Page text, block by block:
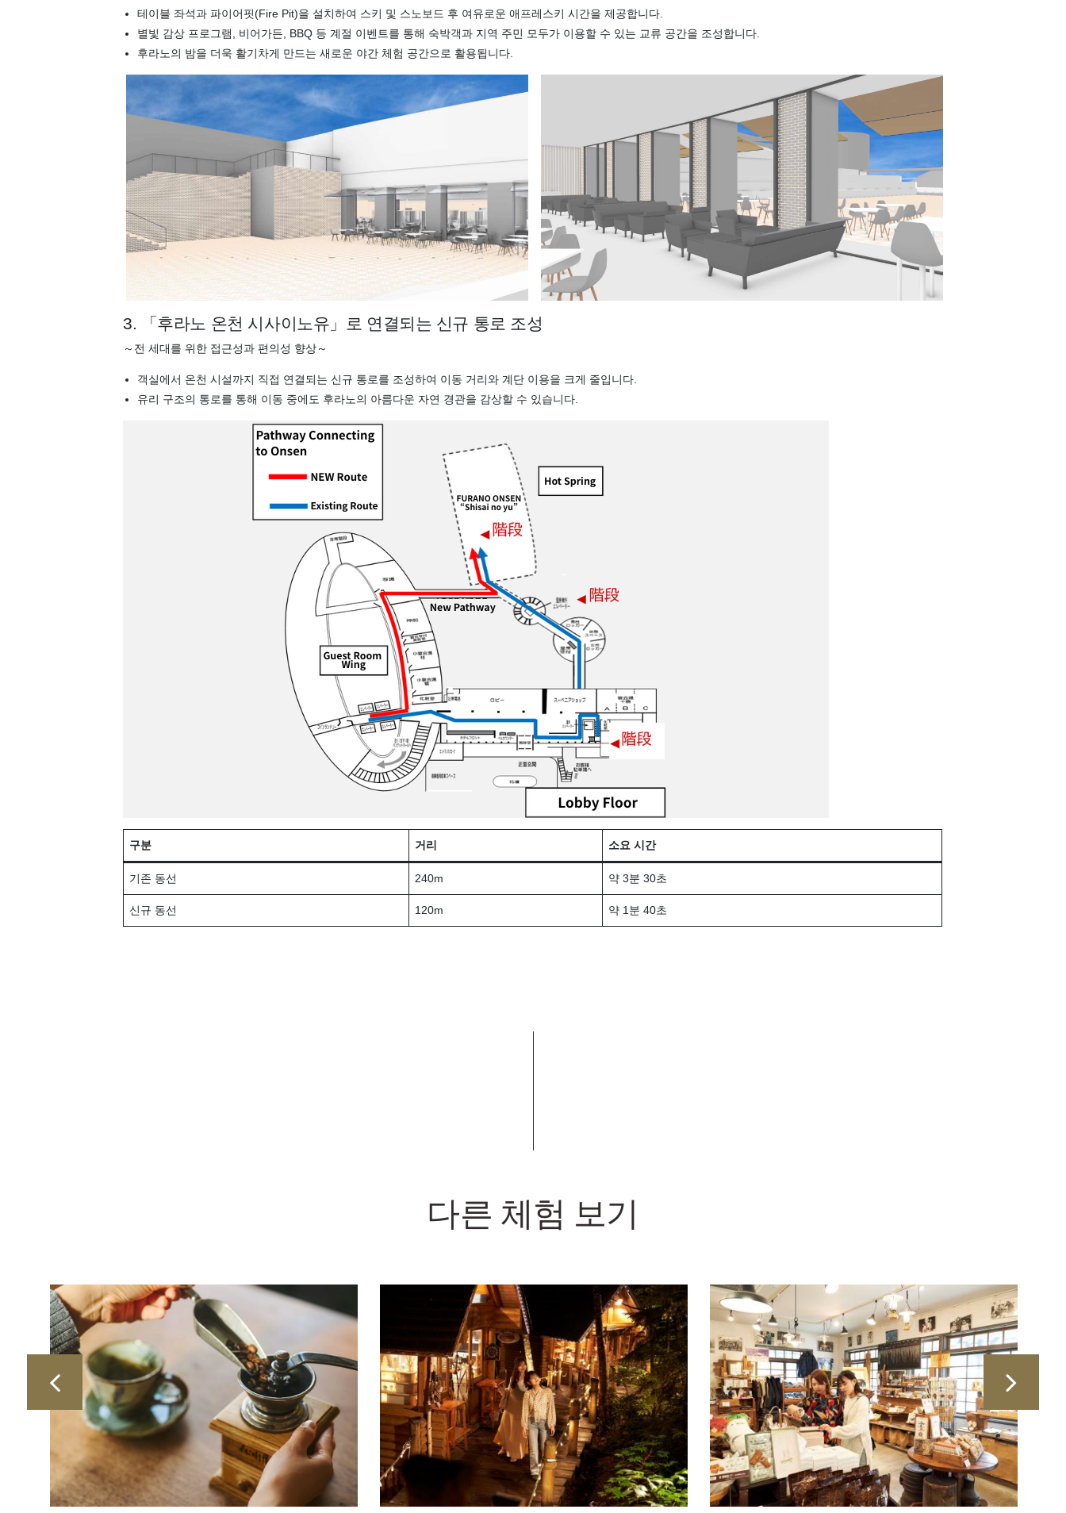
테이블 좌석과 파이어핏(Fire Pit)을 설치하여 스키 및 스노보드 후 여유로운 애프레스키 시간을 제공합니다.
별빛 감상 프로그램, 비어가든, BBQ 등 계절 이벤트를 통해 숙박객과 지역 주민 모두가 이용할 수 있는 교류 공간을 조성합니다.
후라노의 밤을 더욱 활기차게 만드는 새로운 야간 체험 공간으로 활용됩니다.
3. 「후라노 온천 시사이노유」로 연결되는 신규 통로 조성
～전 세대를 위한 접근성과 편의성 향상～
객실에서 온천 시설까지 직접 연결되는 신규 통로를 조성하여 이동 거리와 계단 이용을 크게 줄입니다.
유리 구조의 통로를 통해 이동 중에도 후라노의 아름다운 자연 경관을 감상할 수 있습니다.
구분 거리 소요 시간
기존 동선 240m 약 3분 30초
신규 동선 120m 약 1분 40초
다른 체험 보기